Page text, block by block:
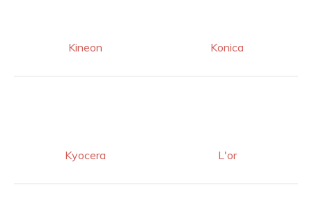
Kineon Konica
Kyocera L'or